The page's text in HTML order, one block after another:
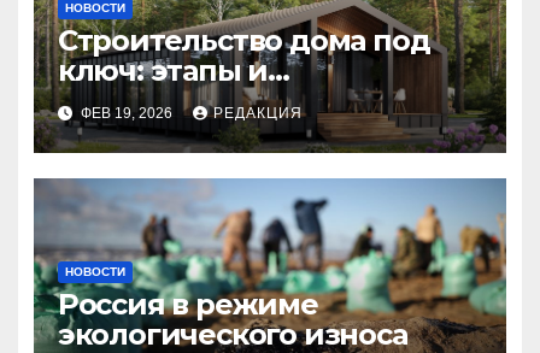
НОВОСТИ
Строительство дома под
ключ: этапы и
планирование бюджета
ФЕВ 19, 2026 РЕДАКЦИЯ
НОВОСТИ
Россия в режиме
экологического износа